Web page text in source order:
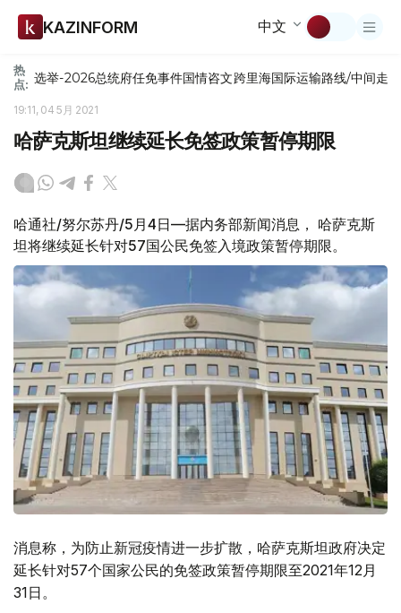
KAZINFORM 中文
热
点: 选举-2026总统府任免事件国情咨文跨里海国际运输路线/中间走廊
19:11, 04 5月 2021
哈萨克斯坦继续延长免签政策暂停期限
哈通社/努尔苏丹/5月4日—据内务部新闻消息， 哈萨克斯
坦将继续延长针对57国公民免签入境政策暂停期限。
消息称，为防止新冠疫情进一步扩散，哈萨克斯坦政府决定
延长针对57个国家公民的免签政策暂停期限至2021年12月
31日。